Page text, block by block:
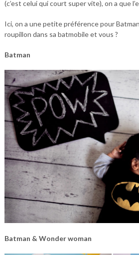
(c’est celui qui court super vite), on a que
Ici, on a une petite préférence pour
roupillon dans sa batmobile et vous ?
Batman
Batman & Wonder woman